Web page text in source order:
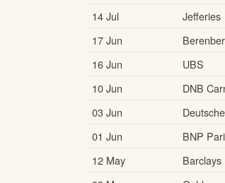
14 Jul Jefferies
17 Jun
16 Jun UBS
10 Jun DNB
03 Jun
01 Jun BNP
12 May Barclays